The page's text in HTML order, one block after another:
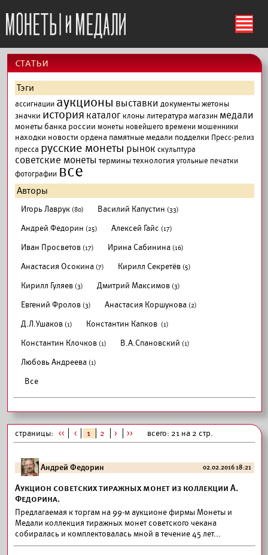
ś
cтатьи
Тэги
ассигнации аукционы выставки документыжетоны
значки история каталог клоны литературамагазин медали
монеты банка россии монеты новейшего временимошенники
находки новости ордена памятные медали подделки Пресс-релиз
пресса русские монеты рынок скульптура
советские монеты терминытехнология угольные печатки
фотографии все
Авторы
Игорь Лаврук (80) Василий Капустин (33)
Андрей Федорин (25) Алексей Гайс (17)
Иван Просветов (17) Ирина Сабинина (16)
Анастасия Осокина (7) Кирилл Секретёв (5)
Кирилл Гуляев (3) Дмитрий Максимов (3)
Евгений Фролов (3) Анастасия Коршунова (2)
Д.Л.Ушаков (1) Константин Капков (1)
Константин Клочков (1) В.А.Спановский (1)
Любовь Андреева (1)
Все
страницы: << < 1 2 > >> всего: 21 на 2 стр.
Андрей Федорин 02.02.2016 18:21
Аукцион советских тиражных монет из коллекции А.
Федорина.
Предлагаемая к торгам на 99-м аукционе фирмы Монеты и
Медали коллекция тиражных монет советского чекана
собиралась и комплектовалась мной в течение 45 лет...